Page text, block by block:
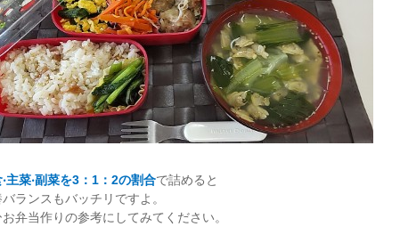
‧主菜‧副菜を3：1：2の割合で詰めると
ランスもバッチリですよ。
弁当作りの参考にしてみてください。